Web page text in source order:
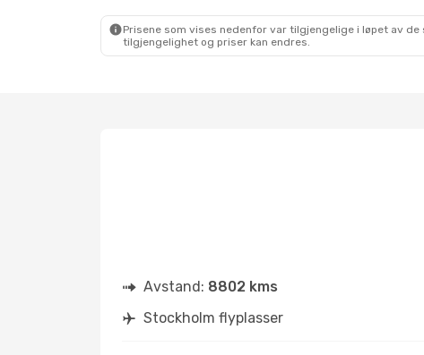
Prisene som vises nedenfor var tilgjengelige i løpet av
tilgjengelighet og priser kan endres.
Avstand: 8802 kms
Stockholm flyplasser